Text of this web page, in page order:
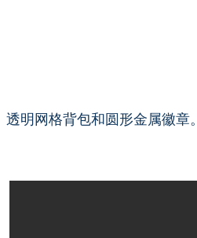
明网格背包和圆形金属徽章。